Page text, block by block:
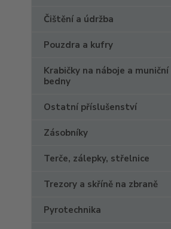
Čištění a údržba
Pouzdra a kufry
Krabičky na náboje a muniční
bedny
Ostatní příslušenství
Zásobníky
Terče, zálepky, střelnice
Trezory a skříně na zbraně
Pyrotechnika